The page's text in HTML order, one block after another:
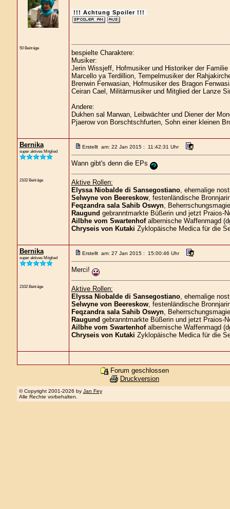
50 Beiträge
!!! Achtung Spoiler !!!
bespielte Charaktere:
Musiker:
Jerin Wissjeff, Hofmusiker und Historiker der Familie
Marcello ya Terdillion, Tempelmusiker der
Brenwin Fenwasian, Hofmusiker des Bragon
Ceiran Cael, Militärmusiker und Mitglied der Lanze
Andere:
Dukhen sal Marwan, Leibwächter und Diener der
Pjaerow von Borschtschfurten, Sohn einer kleinen
Bernika
super aktives Mitglied
2102 Beiträge
Erstellt am: 22 Jan 2015 : 11:42:31 Uhr
Wann gibt's denn die EPs
Aktive Rollen:
Elyssa Niobalde di Sansegostiano, ehemalige
Selwyne von Beereskow, festenländische
Feqzandra sala Sahib Oswyn,
Raugund gebranntmarkte Büßerin und jetzt Praios-
Ailbhe vom Swartenhofalbernische Waffenmagd
Chryseis von Kutaki Zyklopäische Medica für die
Bernika
super aktives Mitglied
2102 Beiträge
Erstellt am: 27 Jan 2015 : 15:00:46 Uhr
Merci!
Aktive Rollen:
Elyssa Niobalde di Sansegostiano, ehemalige
Selwyne von Beereskow, festenländische
Feqzandra sala Sahib Oswyn,
Raugund gebranntmarkte Büßerin und jetzt Praios-
Ailbhe vom Swartenhofalbernische Waffenmagd
Chryseis von Kutaki Zyklopäische Medica für die
Forum geschlossen
Druckversion
© Copyright 2001-2026 by Jan Fey
Alle Rechte vorbehalten.